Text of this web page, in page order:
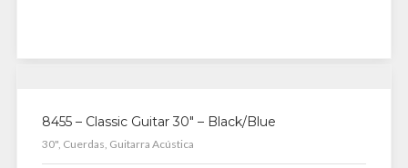
8455 – Classic Guitar 30″ – Black/Blue
30", Cuerdas, Guitarra Acústica